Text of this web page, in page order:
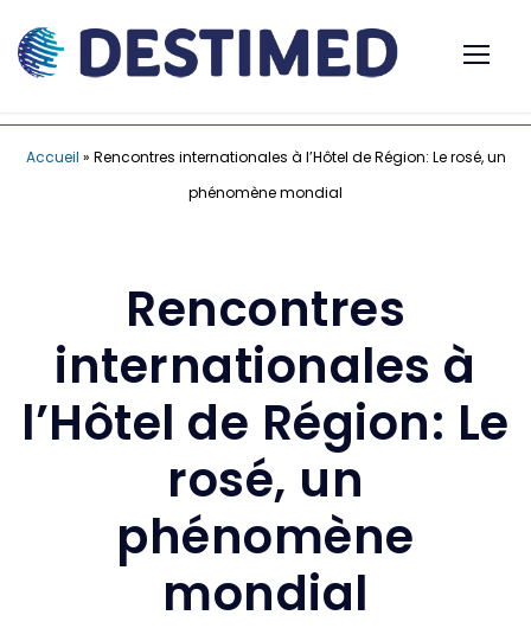
Accueil » Rencontres internationales à l’Hôtel de Région: Le rosé, un
phénomène mondial
Rencontres
internationales à
l’Hôtel de Région: Le
rosé, un
phénomène
mondial